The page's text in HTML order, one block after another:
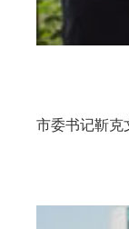
市委书记靳克